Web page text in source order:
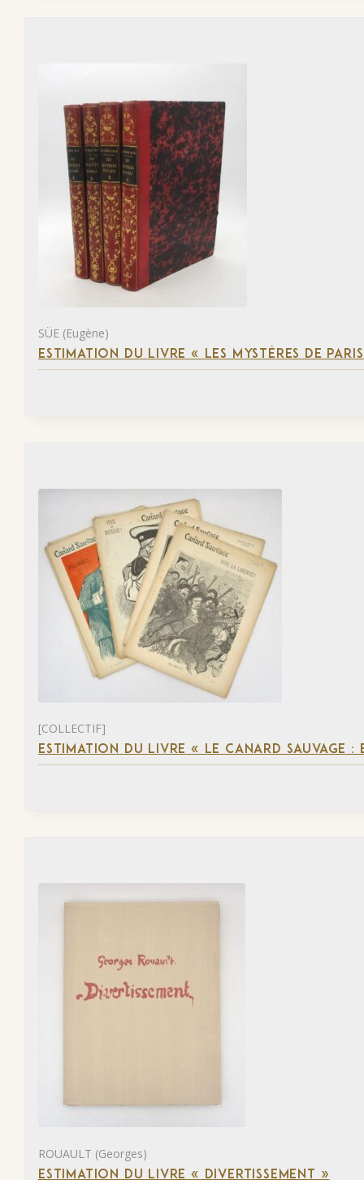
SÜE (Eugène)
ESTIMATION DU LIVRE « LES MYSTÈRES DE
[COLLECTIF]
ESTIMATION DU LIVRE « LE CANARD SAUVAGE :
ROUAULT (Georges)
ESTIMATION DU LIVRE « DIVERTISSEMENT »